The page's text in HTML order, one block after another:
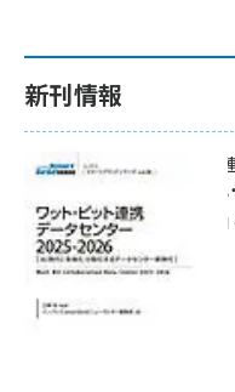
新刊情報
ワット・ビッ
時代に多様
2025年11月28日